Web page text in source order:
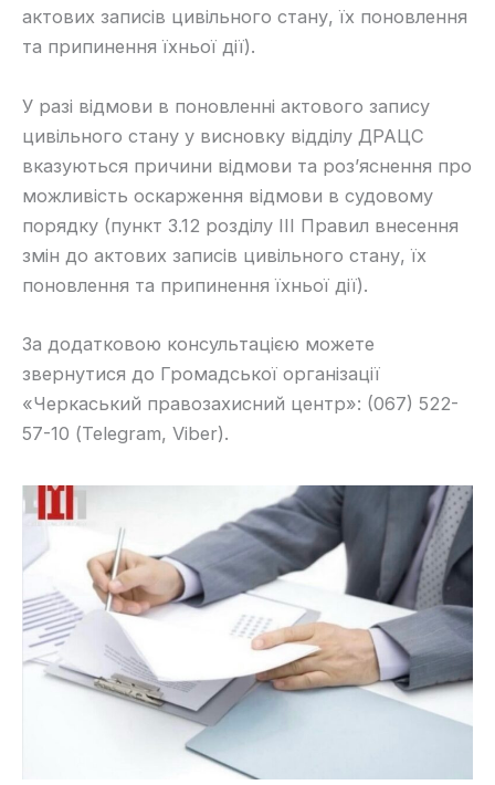
актових записів цивільного стану, їх поновлення
та припинення їхньої дії).
​У разі відмови в поновленні актового запису
цивільного стану у висновку відділу ДРАЦС
вказуються причини відмови та роз’яснення про
можливість оскарження відмови в судовому
порядку (пункт 3.12 розділу ІІІ Правил внесення
змін до актових записів цивільного стану, їх
поновлення та припинення їхньої дії).
За додатковою консультацією можете
звернутися до Громадської організації
«Черкаський правозахисний центр»: (067) 522-
57-10 (Telegram, Viber).